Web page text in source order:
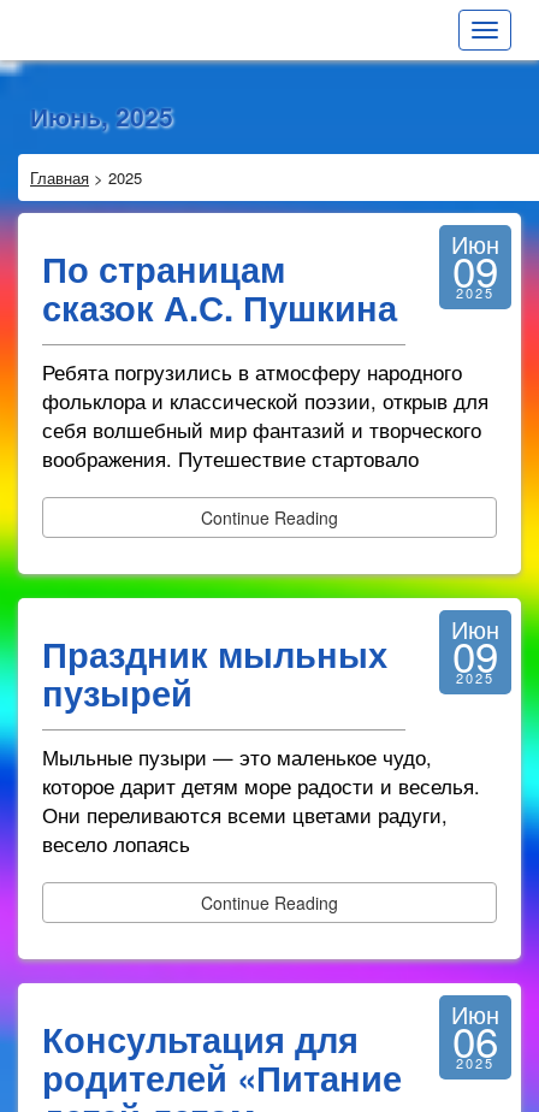
Toggle
Июнь, 2025
Главная > 2025
По страницам
сказок А.С. Пушкина
Июн
09
2025
Ребята погрузились в атмосферу народного
фольклора и классической поэзии, открыв для
себя волшебный мир фантазий и творческого
воображения. Путешествие стартовало
Continue Reading
Праздник мыльных
пузырей
Июн
09
2025
Мыльные пузыри — это маленькое чудо,
которое дарит детям море радости и веселья.
Они переливаются всеми цветами радуги,
весело лопаясь
Continue Reading
Консультация для
родителей «Питание
Июн
06
2025